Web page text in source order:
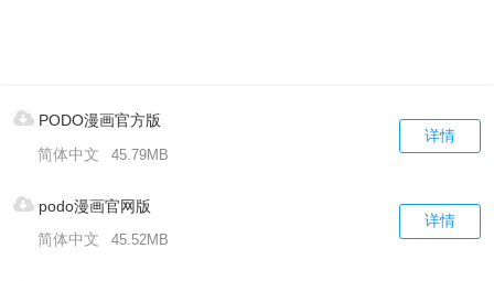
PODO漫画官方版
简体中文
45.79MB
详情
podo漫画官网版
简体中文
45.52MB
详情